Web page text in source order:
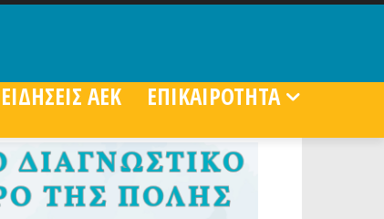
ΕΙΔΗΣΕΙΣ ΑΕΚ
ΕΠΙΚΑΙΡΟΤΗΤΑ